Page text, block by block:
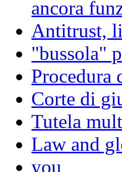
ancora
Antitrust,
"bussola"
Procedura
Corte di
Tutela
Law and
you